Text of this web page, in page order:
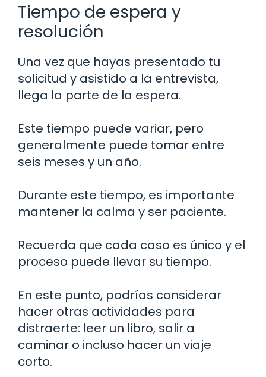
Tiempo de espera y
resolución
Una vez que hayas presentado tu
solicitud y asistido a la entrevista,
llega la parte de la espera.
Este tiempo puede variar, pero
generalmente puede tomar entre
seis meses y un año.
Durante este tiempo, es importante
mantener la calma y ser paciente.
Recuerda que cada caso es único y el
proceso puede llevar su tiempo.
En este punto, podrías considerar
hacer otras actividades para
distraerte: leer un libro, salir a
caminar o incluso hacer un viaje
corto.